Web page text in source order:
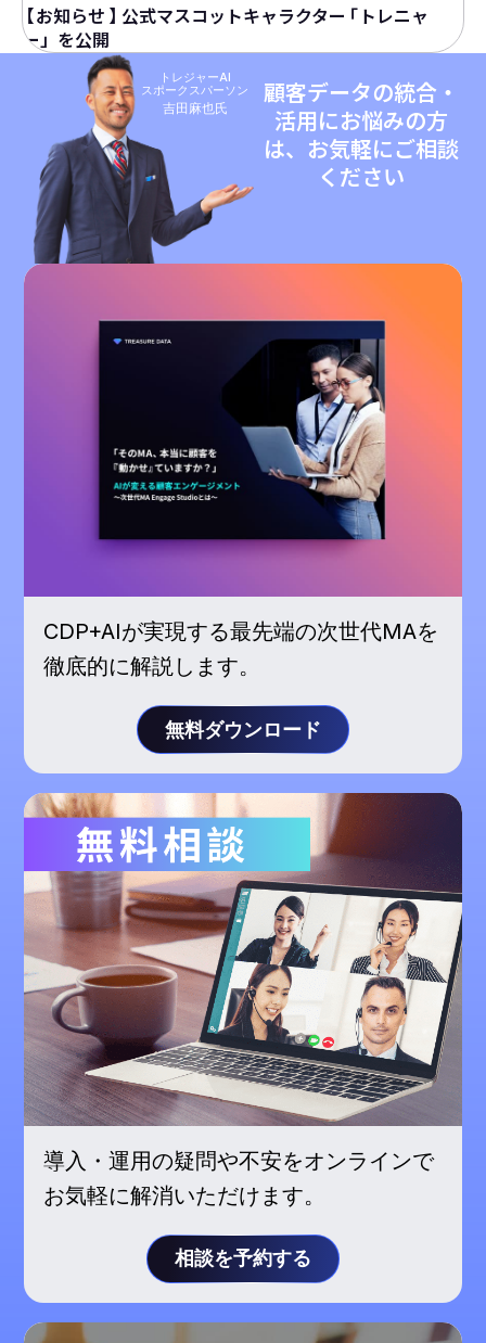
【お知らせ 】 公式マスコットキャラクター 「 トレニャ
ー」を公開
トレジャーAI
スポークスパーソン
吉田麻也氏
顧客データの統合・
活用にお悩みの方
は、お気軽にご相談
ください
CDP+AIが実現する最先端の次世代MAを
徹底的に解説します。
無料ダウンロード
導入・運用の疑問や不安をオンラインで
お気軽に解消いただけます。
相談を予約する